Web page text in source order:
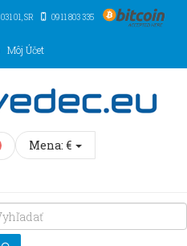
031 01,SR 0911 803 335
Môj Účet
Mena: €